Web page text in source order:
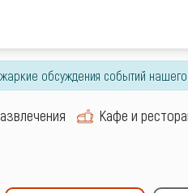
обсуждения событий
Кафе и